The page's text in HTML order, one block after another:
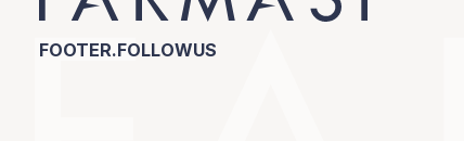
FOOTER.FOLLOWUS